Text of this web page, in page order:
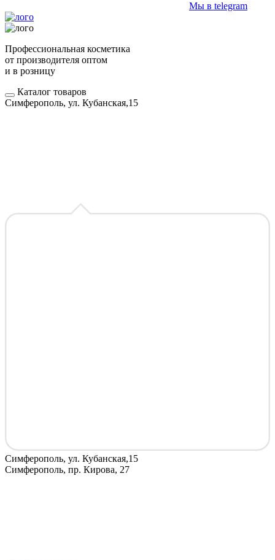
Мы в telegram
Профессиональная косметика
от производителя оптом
и в розницу
Каталог товаров
Симферополь, ул. Кубанская,15
Симферополь, ул. Кубанская,15
Симферополь, пр. Кирова, 27